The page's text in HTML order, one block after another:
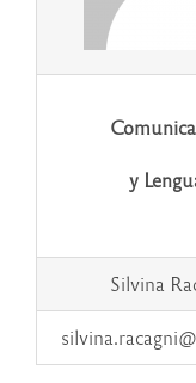
y
Silvina